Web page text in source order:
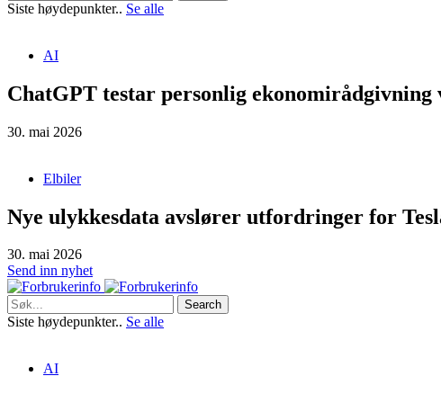
Siste høydepunkter.. Se alle
AI
ChatGPT testar personlig ekonomirådgivning
30. mai 2026
Elbiler
Nye ulykkesdata avslører utfordringer for
30. mai 2026
Send inn nyhet
Search
Siste høydepunkter.. Se alle
AI